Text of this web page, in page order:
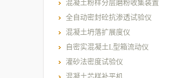
混凝土粉样分层磨粉收集装置
全自动密封砼抗渗透试验仪
混凝土坍落扩展度仪
自密实混凝土L型箱流动仪
灌砂法密度试验仪